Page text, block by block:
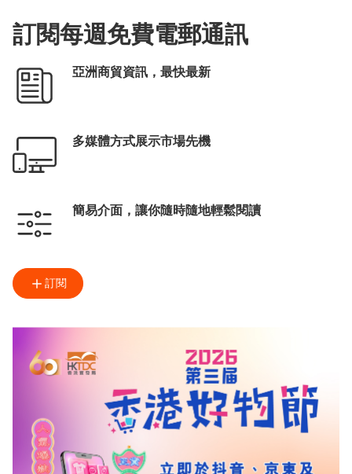
訂閱每週免費電郵通訊
亞洲商貿資訊，最快最新
多媒體方式展示市場先機
簡易介面，讓你隨時隨地輕鬆閱讀
訂閱